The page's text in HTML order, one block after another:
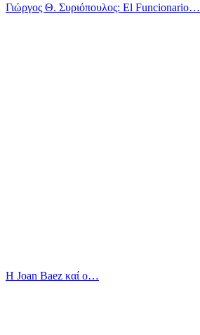
Γιώργος Θ. Συριόπουλος: El Funcionario…
Η Joan Baez καί ο…